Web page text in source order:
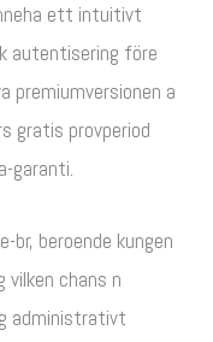
ett intuitivt
autentisering före
premiumversionen a
gratis provperiod
garanti.
br, beroende kungen
chans n
administrativt